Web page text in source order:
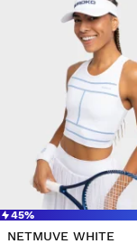
45%
NETMUVE WHITE